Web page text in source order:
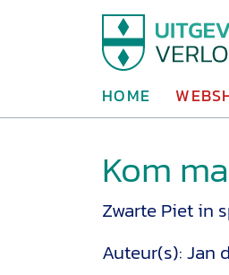
HOME
Kom
Zwarte Piet in
Auteur(s):Jan